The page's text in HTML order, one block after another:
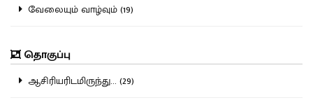
வேலையும் வாழ்வும் (19)
தொகுப்பு
ஆசிரியரிடமிருந்து... (29)